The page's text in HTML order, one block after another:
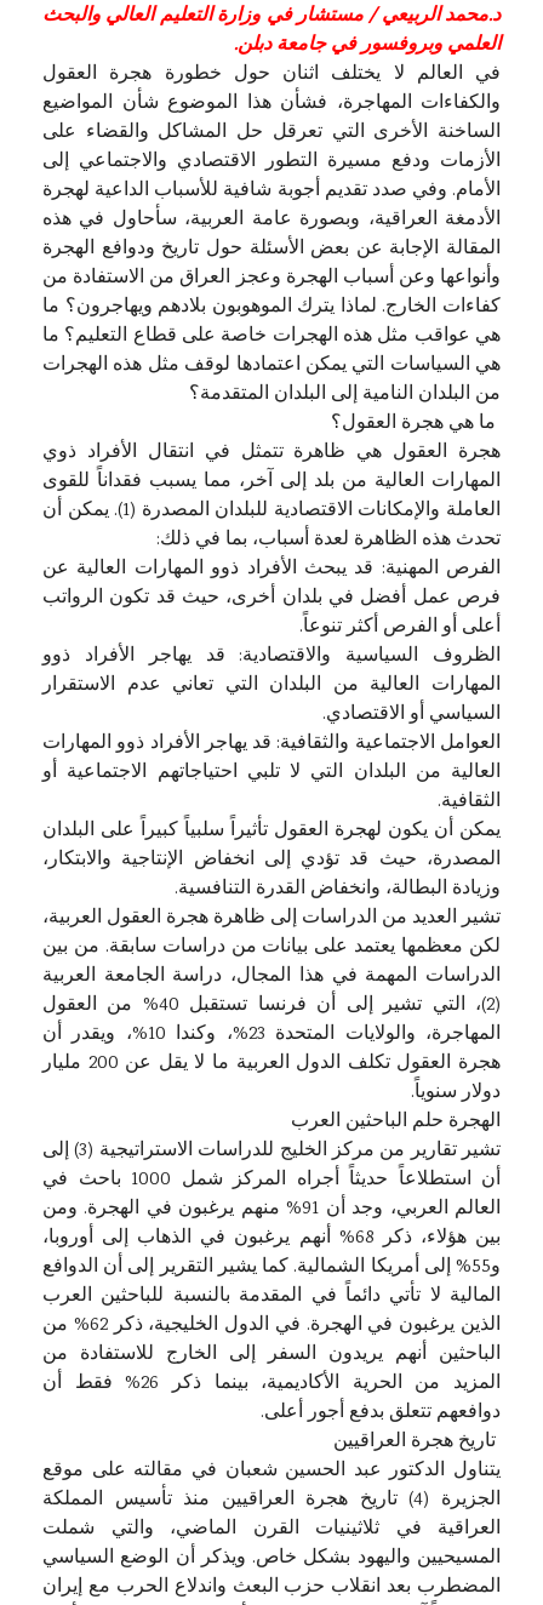
د.محمد الربيعي / مستشار في وزارة التعليم العالي والبحث
العلمي وبروفسور في جامعة دبلن.
في العالم لا يختلف اثنان حول خطورة هجرة العقول
والكفاءات المهاجرة، فشأن هذا الموضوع شأن المواضيع
الساخنة الأخرى التي تعرقل حل المشاكل والقضاء على
الأزمات ودفع مسيرة التطور الاقتصادي والاجتماعي إلى
الأمام. وفي صدد تقديم أجوبة شافية للأسباب الداعية لهجرة
الأدمغة العراقية، وبصورة عامة العربية، سأحاول في هذه
المقالة الإجابة عن بعض الأسئلة حول تاريخ ودوافع الهجرة
وأنواعها وعن أسباب الهجرة وعجز العراق من الاستفادة من
كفاءات الخارج. لماذا يترك الموهوبون بلادهم ويهاجرون؟ ما
هي عواقب مثل هذه الهجرات خاصة على قطاع التعليم؟ ما
هي السياسات التي يمكن اعتمادها لوقف مثل هذه الهجرات
من البلدان النامية إلى البلدان المتقدمة؟
ما هي هجرة العقول؟
هجرة العقول هي ظاهرة تتمثل في انتقال الأفراد ذوي
المهارات العالية من بلد إلى آخر، مما يسبب فقداناً للقوى
العاملة والإمكانات الاقتصادية للبلدان المصدرة (1). يمكن أن
تحدث هذه الظاهرة لعدة أسباب، بما في ذلك:
الفرص المهنية: قد يبحث الأفراد ذوو المهارات العالية عن
فرص عمل أفضل في بلدان أخرى، حيث قد تكون الرواتب
أعلى أو الفرص أكثر تنوعاً.
الظروف السياسية والاقتصادية: قد يهاجر الأفراد ذوو
المهارات العالية من البلدان التي تعاني عدم الاستقرار
السياسي أو الاقتصادي.
العوامل الاجتماعية والثقافية: قد يهاجر الأفراد ذوو المهارات
العالية من البلدان التي لا تلبي احتياجاتهم الاجتماعية أو
الثقافية.
يمكن أن يكون لهجرة العقول تأثيراً سلبياً كبيراً على البلدان
المصدرة، حيث قد تؤدي إلى انخفاض الإنتاجية والابتكار،
وزيادة البطالة، وانخفاض القدرة التنافسية.
تشير العديد من الدراسات إلى ظاهرة هجرة العقول العربية،
لكن معظمها يعتمد على بيانات من دراسات سابقة. من بين
الدراسات المهمة في هذا المجال، دراسة الجامعة العربية
(2)، التي تشير إلى أن فرنسا تستقبل 40% من العقول
المهاجرة، والولايات المتحدة 23%، وكندا 10%، ويقدر أن
هجرة العقول تكلف الدول العربية ما لا يقل عن 200 مليار
دولار سنوياً.
الهجرة حلم الباحثين العرب
تشير تقارير من مركز الخليج للدراسات الاستراتيجية (3) إلى
أن استطلاعاً حديثاً أجراه المركز شمل 1000 باحث في
العالم العربي، وجد أن 91% منهم يرغبون في الهجرة. ومن
بين هؤلاء، ذكر 68% أنهم يرغبون في الذهاب إلى أوروبا،
و55% إلى أمريكا الشمالية. كما يشير التقرير إلى أن الدوافع
المالية لا تأتي دائماً في المقدمة بالنسبة للباحثين العرب
الذين يرغبون في الهجرة. في الدول الخليجية، ذكر 62% من
الباحثين أنهم يريدون السفر إلى الخارج للاستفادة من
المزيد من الحرية الأكاديمية، بينما ذكر 26% فقط أن
دوافعهم تتعلق بدفع أجور أعلى.
تاريخ هجرة العراقيين
يتناول الدكتور عبد الحسين شعبان في مقالته على موقع
الجزيرة (4) تاريخ هجرة العراقيين منذ تأسيس المملكة
العراقية في ثلاثينيات القرن الماضي، والتي شملت
المسيحيين واليهود بشكل خاص. ويذكر أن الوضع السياسي
المضطرب بعد انقلاب حزب البعث واندلاع الحرب مع إيران